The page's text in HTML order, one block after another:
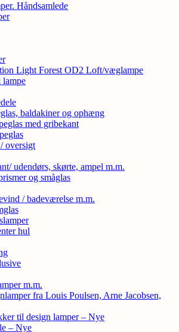
Håndsamlede
Light Forest OD2 Loft/væglampe
lampe
baldakiner og ophæng
med gribekant
oversigt
udendørs, skørte, ampel m.m.
og småglas
/ badeværelse m.m.
hul
m.m.
fra Louis Poulsen, Arne Jacobsen,
til design lamper – Nye
– Nye